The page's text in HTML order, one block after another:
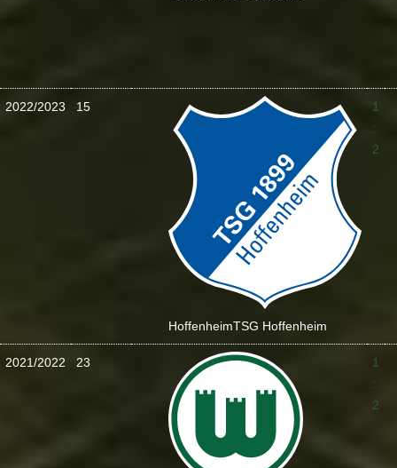
2022/2023 15
HoffenheimTSG Hoffenheim
1
:
2
2021/2022 23
1
:
2